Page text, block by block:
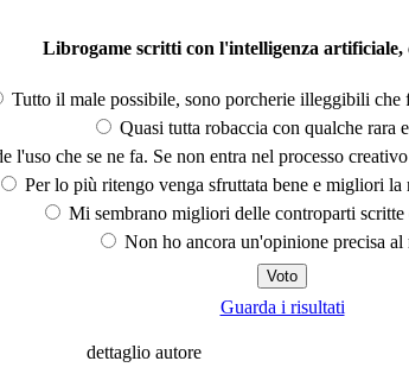
Librogame scritti con l'intelligenza artificiale,
Tutto il male possibile, sono porcherie illeggibili che
Quasi tutta robaccia con qualche rara
l'uso che se ne fa. Se non entra nel processo
Per lo più ritengo venga sfruttata bene e migliori la
Mi sembrano migliori delle controparti scritte
Non ho ancora un'opinione precisa al
Guarda i risultati
dettaglio autore